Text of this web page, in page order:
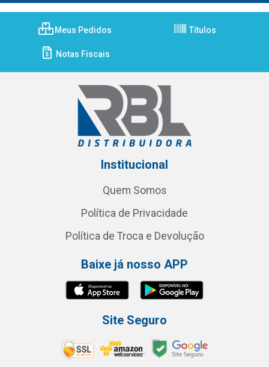
Meus Pedidos Títulos
Notas Fiscais
Institucional
Quem Somos
Política de Privacidade
Política de Troca e Devolução
Baixe já nosso APP
Site Seguro